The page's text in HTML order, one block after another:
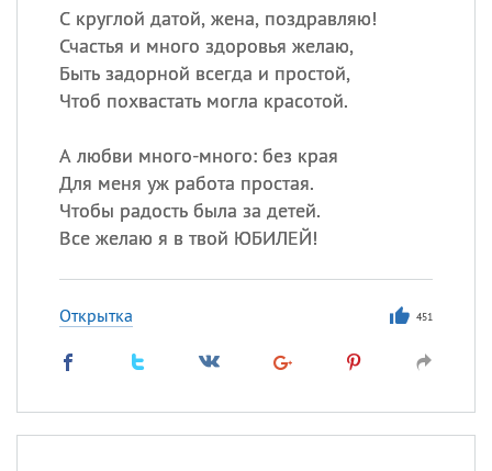
С круглой датой, жена, поздравляю!
Счастья и много здоровья желаю,
Быть задорной всегда и простой,
Чтоб похвастать могла красотой.
А любви много-много: без края
Для меня уж работа простая.
Чтобы радость была за детей.
Все желаю я в твой ЮБИЛЕЙ!
Открытка 451